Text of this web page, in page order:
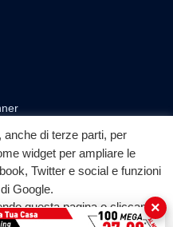
▶
YouTube
di terze parti, per
widget per ampliare le
Twitter e social e funzioni
Google.
questa pagina o cliccando
×